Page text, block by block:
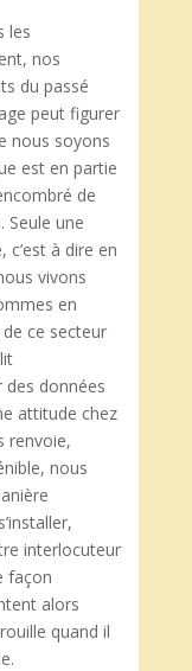
les
nos
du passé
peut figurer
nous soyons
est en partie
de
Seule une
à dire en
vivons
en
ce secteur
des données
attitude chez
renvoie,
nous
interlocuteur
façon
alors
quand il